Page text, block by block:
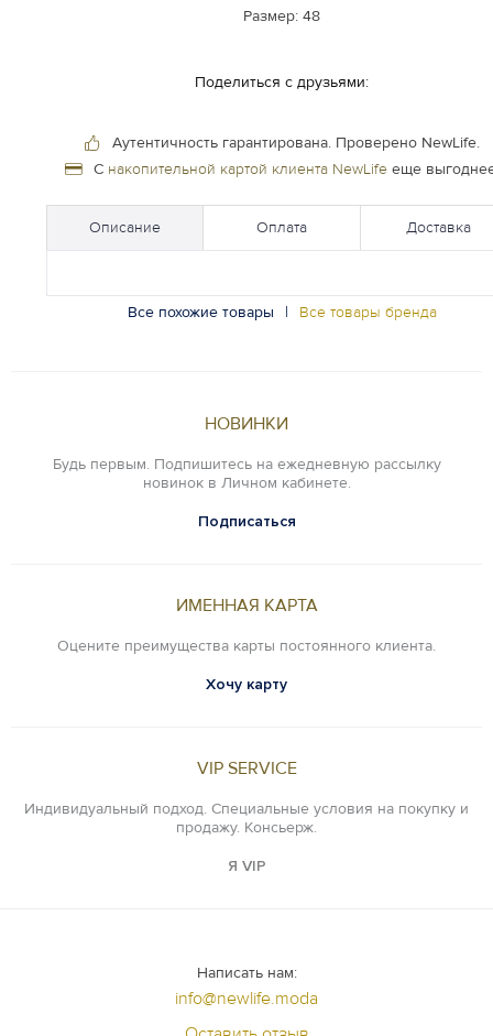
Размер: 48
Поделиться с друзьями:
Аутентичность гарантирована. Проверено NewLife.
С накопительной картой клиента NewLifeеще
Описание Оплата Доставка
Все похожие товары | Все товары бренда
НОВИНКИ
Будь первым. Подпишитесь на ежедневную рассылку
новинок в Личном кабинете.
Подписаться
ИМЕННАЯ КАРТА
Оцените преимущества карты постоянного клиента.
Хочу карту
VIP SERVICE
Индивидуальный подход. Специальные условия на покупку и
продажу. Консьерж.
Я VIP
Написать нам:
info@newlife.moda